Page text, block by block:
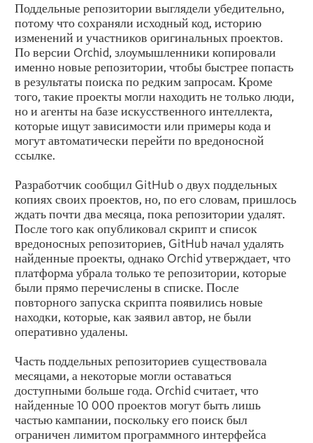
Поддельные репозитории выглядели убедительно,
потому что сохраняли исходный код, историю
изменений и участников оригинальных проектов.
По версии Orchid, злоумышленники копировали
именно новые репозитории, чтобы быстрее попасть
в результаты поиска по редким запросам. Кроме
того, такие проекты могли находить не только люди,
но и агенты на базе искусственного интеллекта,
которые ищут зависимости или примеры кода и
могут автоматически перейти по вредоносной
ссылке.
Разработчик сообщил GitHub о двух поддельных
копиях своих проектов, но, по его словам, пришлось
ждать почти два месяца, пока репозитории удалят.
После того как опубликовал скрипт и список
вредоносных репозиториев, GitHub начал удалять
найденные проекты, однако Orchid утверждает, что
платформа убрала только те репозитории, которые
были прямо перечислены в списке. После
повторного запуска скрипта появились новые
находки, которые, как заявил автор, не были
оперативно удалены.
Часть поддельных репозиториев существовала
месяцами, а некоторые могли оставаться
доступными больше года. Orchid считает, что
найденные 10 000 проектов могут быть лишь
частью кампании, поскольку его поиск был
ограничен лимитом программного интерфейса